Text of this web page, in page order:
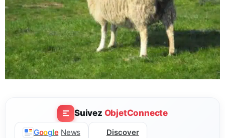
Suivez ObjetConnecte
Google News Discover